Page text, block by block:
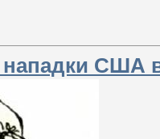
нападки США